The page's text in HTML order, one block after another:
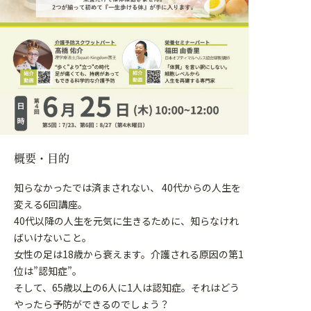
概要・目的
知らなかったでは済まされない、 40代からの人生を
変える6回講座。
40代以降の人生を元気に生きるために、知らなけれ
ばいけないこと。
女性の足は18歳から衰えます。介護される原因の第1
位は”認知症”。
そして、65歳以上の6人に1人は認知症。それはどう
やったら予防ができるのでしょう？